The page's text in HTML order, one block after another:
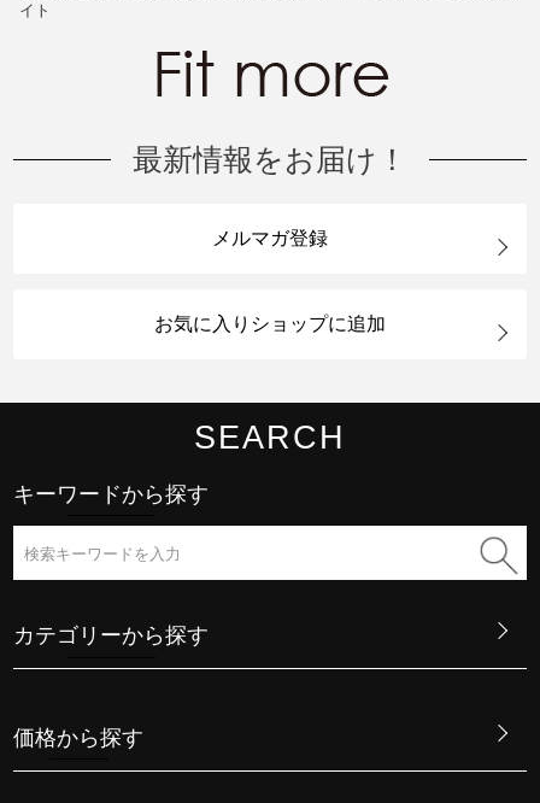
イト
最新情報をお届け！
メルマガ登録
お気に入りショップに追加
SEARCH
キーワードから探す
カテゴリーから探す
価格から探す